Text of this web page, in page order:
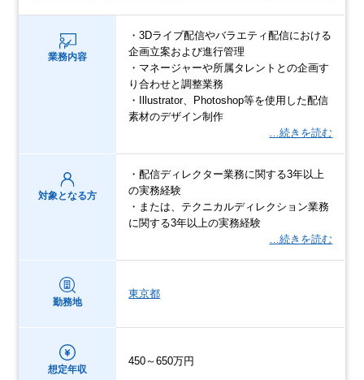
業務内容
・3Dライブ配信やバラエティ配信における
企画立案および進行管理
・マネージャーや所属タレントとの企画す
り合わせと調整業務
・Illustrator、Photoshop等を使用した配信
素材のデザイン制作
…続きを読む
対象となる方
・配信ディレクター業務に関する3年以上
の実務経験
・または、テクニカルディレクション業務
に関する3年以上の実務経験
…続きを読む
勤務地
東京都
想定年収
450～650万円